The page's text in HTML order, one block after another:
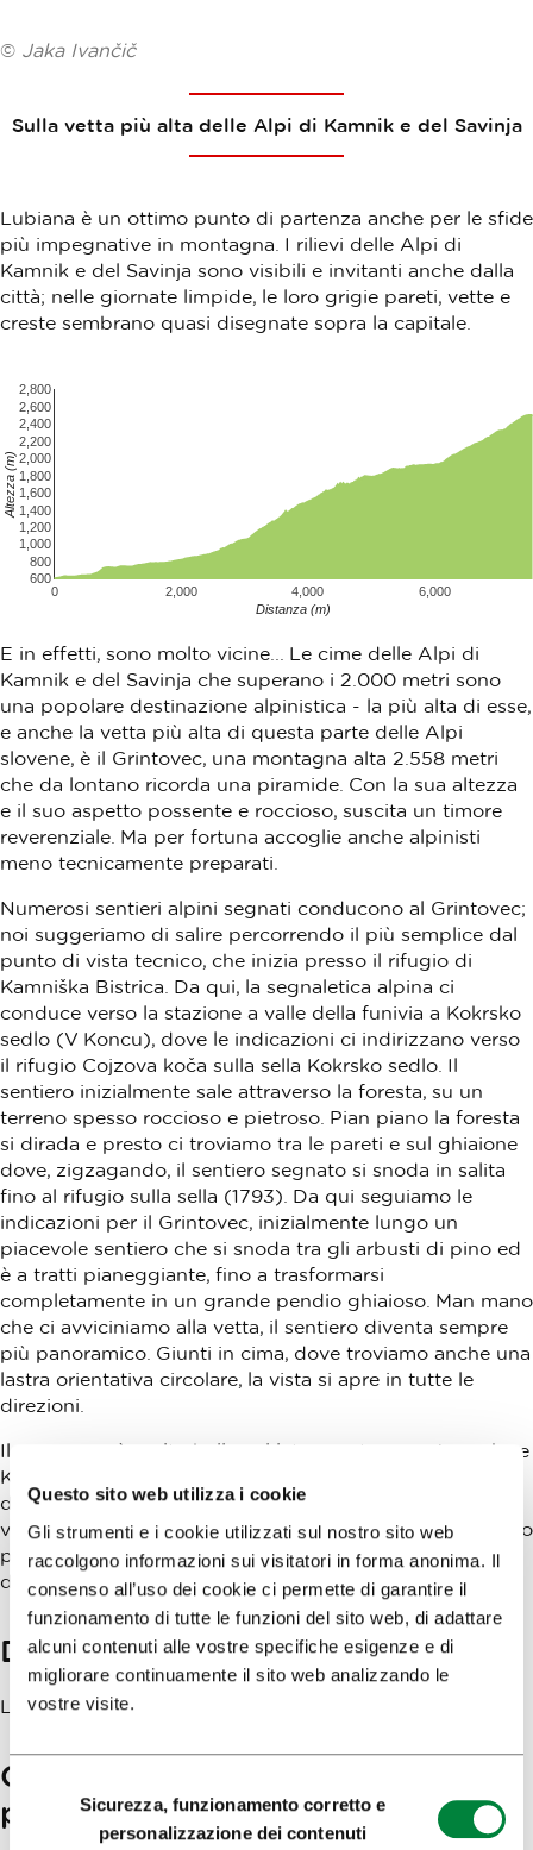
Questo sito web utilizza i cookie
Gli strumenti e i cookie utilizzati sul nostro sito web
raccolgono informazioni sui visitatori in forma anonima. Il
consenso all’uso dei cookie ci permette di garantire il
funzionamento di tutte le funzioni del sito web, di adattare
alcuni contenuti alle vostre specifiche esigenze e di
migliorare continuamente il sito web analizzando le
vostre visite.
Selezione
del
Sicurezza, funzionamento corretto e
personalizzazione dei contenuti
© Jaka Ivančič
Sulla vetta più alta delle Alpi di Kamnik e del Savinja
Lubiana è un ottimo punto di partenza anche per le sfide
più impegnative in montagna. I rilievi delle Alpi di
Kamnik e del Savinja sono visibili e invitanti anche dalla
città; nelle giornate limpide, le loro grigie pareti, vette e
creste sembrano quasi disegnate sopra la capitale.
0 2,000 4,000 6,000
600
800
1,000
1,200
1,400
1,600
1,800
2,000
2,200
2,400
2,600
2,800
Distanza (m)
Altezza (m)
E in effetti, sono molto vicine... Le cime delle Alpi di
Kamnik e del Savinja che superano i 2.000 metri sono
una popolare destinazione alpinistica - la più alta di esse,
e anche la vetta più alta di questa parte delle Alpi
slovene, è il Grintovec, una montagna alta 2.558 metri
che da lontano ricorda una piramide. Con la sua altezza
e il suo aspetto possente e roccioso, suscita un timore
reverenziale. Ma per fortuna accoglie anche alpinisti
meno tecnicamente preparati.
Numerosi sentieri alpini segnati conducono al Grintovec;
noi suggeriamo di salire percorrendo il più semplice dal
punto di vista tecnico, che inizia presso il rifugio di
Kamniška Bistrica. Da qui, la segnaletica alpina ci
conduce verso la stazione a valle della funivia a Kokrsko
sedlo (V Koncu), dove le indicazioni ci indirizzano verso
il rifugio Cojzova koča sulla sella Kokrsko sedlo. Il
sentiero inizialmente sale attraverso la foresta, su un
terreno spesso roccioso e pietroso. Pian piano la foresta
si dirada e presto ci troviamo tra le pareti e sul ghiaione
dove, zigzagando, il sentiero segnato si snoda in salita
fino al rifugio sulla sella (1793). Da qui seguiamo le
indicazioni per il Grintovec, inizialmente lungo un
piacevole sentiero che si snoda tra gli arbusti di pino ed
è a tratti pianeggiante, fino a trasformarsi
completamente in un grande pendio ghiaioso. Man mano
che ci avviciniamo alla vetta, il sentiero diventa sempre
più panoramico. Giunti in cima, dove troviamo anche una
lastra orientativa circolare, la vista si apre in tutte le
direzioni.
Il panorama è molto bello sul lato ovest, verso Jezerska e
Kokrska Kočna, a nord si vedono la valle di Jezerska
dolina e le cime sopra Jezersko, mentre a est si può
vedere la dorsale del Grintovec da Dolgi Hrbet, passando
per Štruca, fino a Skuta. A sud si possono vedere la
dorsale di Kalška e sullo sfondo la pianura di Lubiana.
Discesa
Lungo il percorso di salita
Come arrivare al punto di
partenza